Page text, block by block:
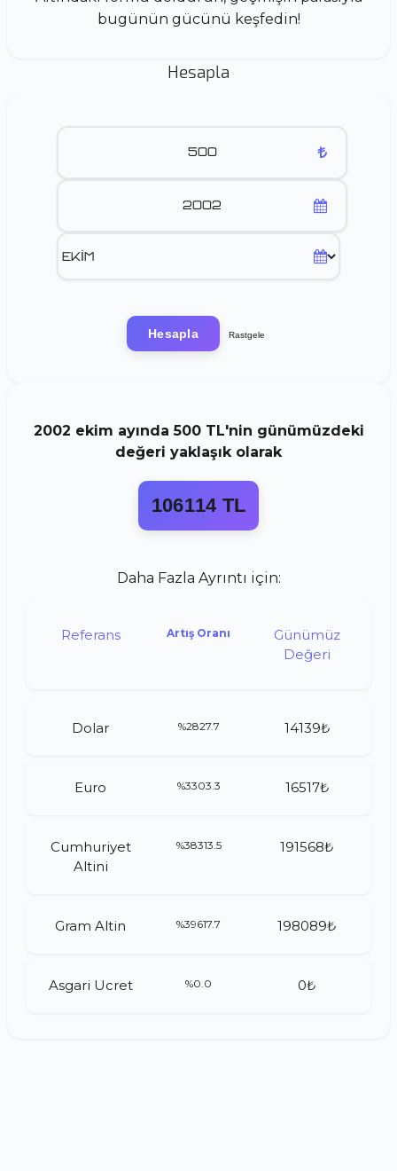
bugünün gücünü keşfedin!
Hesapla
Hesapla Rastgele
2002 ekim ayında500 TL'nin günümüzdeki
değeri yaklaşık olarak
106114 TL
Daha Fazla Ayrıntı için:
Referans Artış Oranı
Günümüz
Değeri
Dolar %2827.7 14139₺
Euro %3303.3 16517₺
Cumhuriyet
Altini
%38313.5 191568₺
Gram Altin %39617.7 198089₺
Asgari Ucret %0.0 0₺